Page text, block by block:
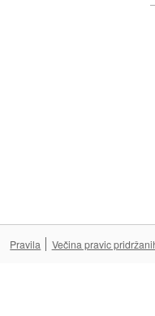
Pravila Večina pravic